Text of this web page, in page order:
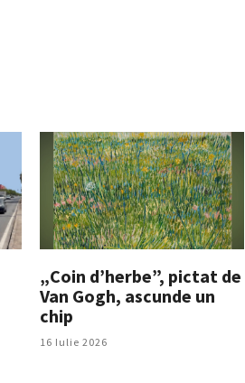
„Coin d’herbe”, pictat de
Van Gogh, ascunde un
chip
16 Iulie 2026